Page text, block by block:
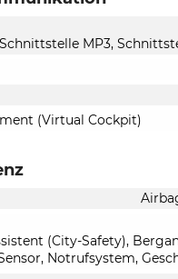
MP3,
(Virtual Cockpit)
(City-Safety),
Notrufsystem,